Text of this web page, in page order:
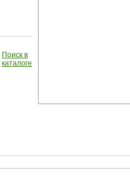
Поиск в
каталоге